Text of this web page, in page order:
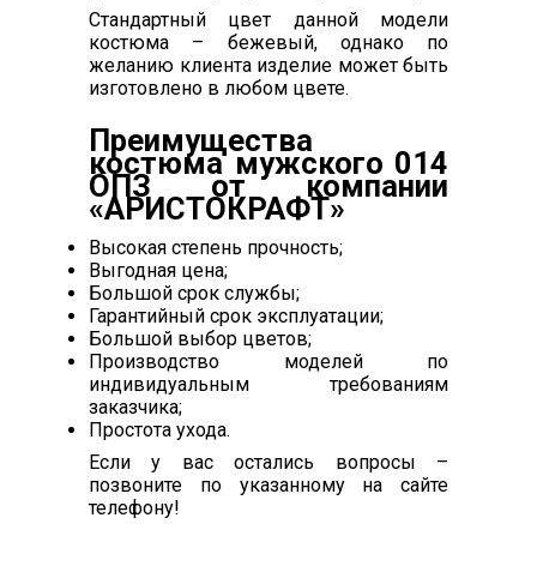
Стандартный цвет данной модели
костюма – бежевый, однако по
желанию клиента изделие может быть
изготовлено в любом цвете.
Преимущества
костюма мужского 014
ОПЗ от компании
«АРИСТОКРАФТ»
Высокая степень прочность;
Выгодная цена;
Большой срок службы;
Гарантийный срок эксплуатации;
Большой выбор цветов;
Производство моделей по
индивидуальным требованиям
заказчика;
Простота ухода.
Если у вас остались вопросы –
позвоните по указанному на сайте
телефону!